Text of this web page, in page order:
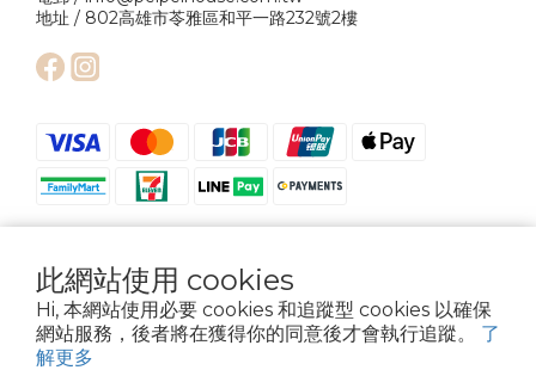
此網站使用 cookies
Hi, 本網站使用必要 cookies 和追蹤型 cookies 以確保
網站服務，後者將在獲得你的同意後才會執行追蹤。 了
解更多
地址 / 802高雄市苓雅區和平一路232號2樓
Copyright © 2024 Pei Pei House International Company Ltd. All Rights